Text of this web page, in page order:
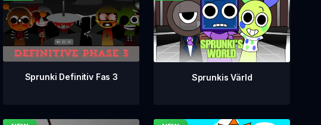
Sprunki Definitiv Fas 3 Sprunkis Värld